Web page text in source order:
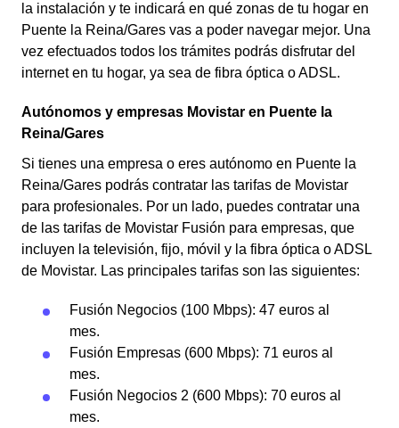
la instalación y te indicará en qué zonas de tu hogar en
Puente la Reina/Gares vas a poder navegar mejor. Una
vez efectuados todos los trámites podrás disfrutar del
internet en tu hogar, ya sea de fibra óptica o ADSL.
Autónomos y empresas Movistar en Puente la
Reina/Gares
Si tienes una empresa o eres autónomo en Puente la
Reina/Gares podrás contratar las tarifas de Movistar
para profesionales. Por un lado, puedes contratar una
de las tarifas de Movistar Fusión para empresas, que
incluyen la televisión, fijo, móvil y la fibra óptica o ADSL
de Movistar. Las principales tarifas son las siguientes:
Fusión Negocios (100 Mbps): 47 euros al
mes.
Fusión Empresas (600 Mbps): 71 euros al
mes.
Fusión Negocios 2 (600 Mbps): 70 euros al
mes.